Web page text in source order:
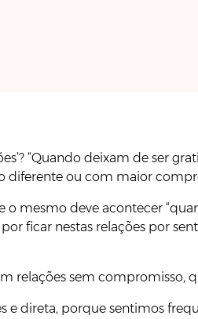
“Quando deixam de ser
ou com maior
o mesmo deve acontecer
por ficar nestas relações por
relações sem compromisso,
e direta, porque sentimos